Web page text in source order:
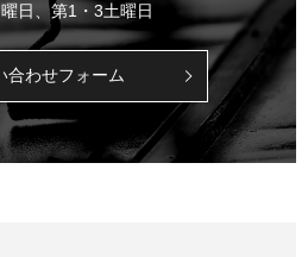
日、第1・3土曜日
合わせフォーム